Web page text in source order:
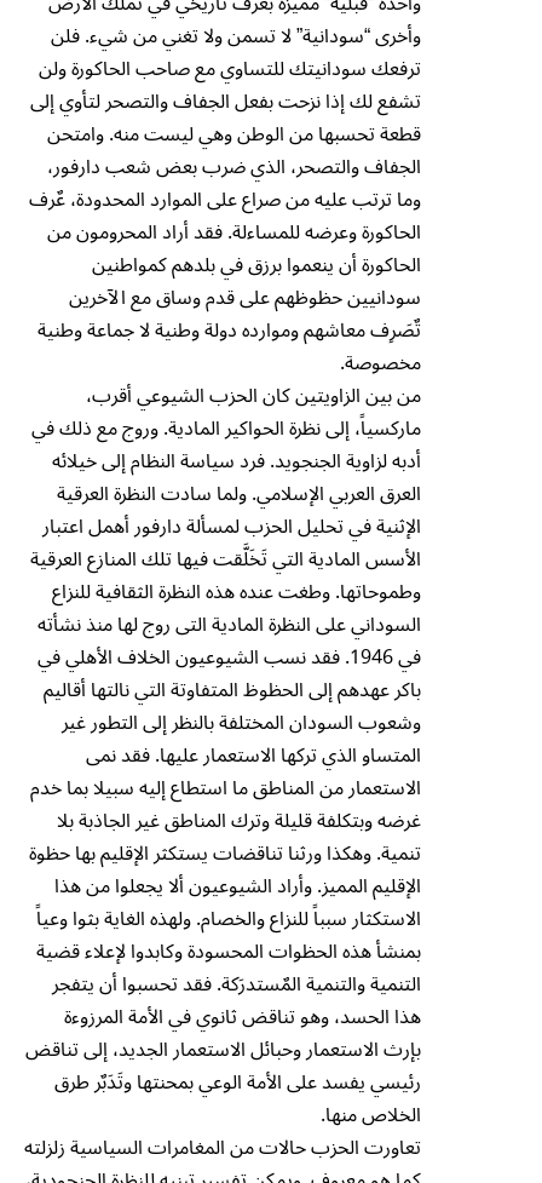
وأخرى “سودانية” لا تسمن ولا تغني من شيء. فلن
ترفعك سودانيتك للتساوي مع صاحب الحاكورة ولن
تشفع لك إذا نزحت بفعل الجفاف والتصحر لتأوي إلى
قطعة تحسبها من الوطن وهي ليست منه. وامتحن
الجفاف والتصحر، الذي ضرب بعض شعب دارفور،
وما ترتب عليه من صراع على الموارد المحدودة، عٌرف
الحاكورة وعرضه للمساءلة. فقد أراد المحرومون من
الحاكورة أن ينعموا برزق في بلدهم كمواطنين
سودانيين حظوظهم على قدم وساق مع الآخرين
تٌصَرِف معاشهم وموارده دولة وطنية لا جماعة وطنية
مخصوصة.
من بين الزاويتين كان الحزب الشيوعي أقرب،
ماركسياً، إلى نظرة الحواكير المادية. وروج مع ذلك في
أدبه لزاوية الجنجويد. فرد سياسة النظام إلى خيلائه
العرق العربي الإسلامي. ولما سادت النظرة العرقية
الإثنية في تحليل الحزب لمسألة دارفور أهمل اعتبار
الأسس المادية التي تَخَلَّقت فيها تلك المنازع العرقية
وطموحاتها. وطغت عنده هذه النظرة الثقافية للنزاع
السوداني على النظرة المادية التى روج لها منذ نشأته
في 1946. فقد نسب الشيوعيون الخلاف الأهلي في
باكر عهدهم إلى الحظوظ المتفاوتة التي نالتها أقاليم
وشعوب السودان المختلفة بالنظر إلى التطور غير
المتساو الذي تركها الاستعمار عليها. فقد نمى
الاستعمار من المناطق ما استطاع إليه سبيلا بما خدم
غرضه وبتكلفة قليلة وترك المناطق غير الجاذبة بلا
تنمية. وهكذا ورثنا تناقضات يستكثر الإقليم بها حظوة
الإقليم المميز. وأراد الشيوعيون ألا يجعلوا من هذا
الاستكثار سبباً للنزاع والخصام. ولهذه الغاية بثوا وعياً
بمنشأ هذه الحظوات المحسودة وكابدوا لإعلاء قضية
التنمية والتنمية المٌستدرَكة. فقد تحسبوا أن يتفجر
هذا الحسد، وهو تناقض ثانوي في الأمة المرزوءة
بإرث الاستعمار وحبائل الاستعمار الجديد، إلى تناقض
رئيسي يفسد على الأمة الوعي بمحنتها وتَدَبٌر طرق
الخلاص منها.
تعاورت الحزب حالات من المغامرات السياسية زلزلته